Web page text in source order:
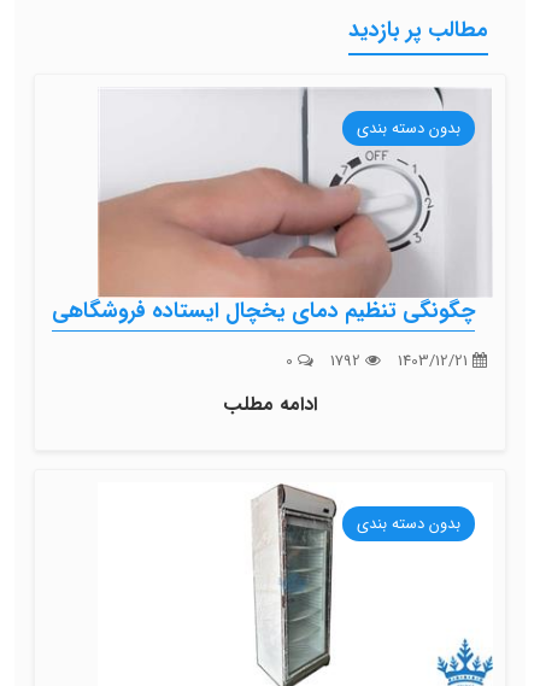
مطالب پر بازدید
بدون دسته بندی
چگونگی تنظیم دمای یخچال ایستاده فروشگاهی
ادامه مطلب
بدون دسته بندی